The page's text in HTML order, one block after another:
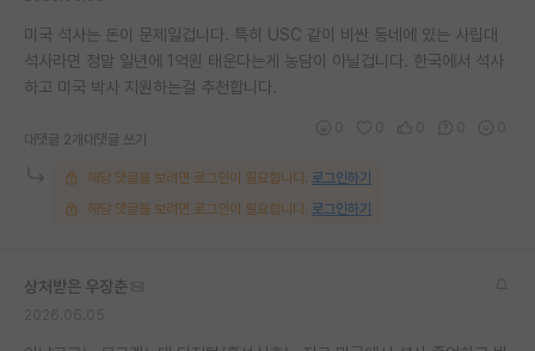
미국 석사는 돈이 문제일겁니다. 특히 USC 같이 비싼 동네에 있는 사립대
석사라면 정말 일년에 1억원 태운다는게 농담이 아닐겁니다. 한국에서 석사
하고 미국 박사 지원하는걸 추천합니다.
대댓글 2개 대댓글 쓰기
해당 댓글을 보려면 로그인이 필요합니다. 로그인하기
해당 댓글을 보려면 로그인이 필요합니다. 로그인하기
상처받은 우장춘